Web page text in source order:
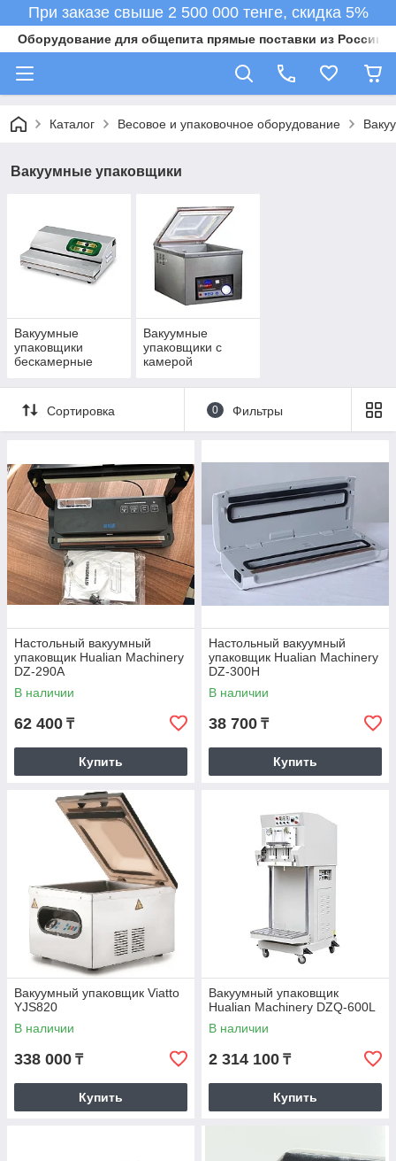
При заказе свыше 2 500 000 тенге, скидка 5%
Оборудование для общепита прямые поставки из России в
Каталог Весовое и упаковочное оборудование
Вакуумные упаковщики
Вакуумные
упаковщики
бескамерные
Вакуумные
упаковщики с
камерой
Сортировка 0 Фильтры
Настольный вакуумный
упаковщик Hualian Machinery
DZ-290A
В наличии
62 400 ₸
Купить
Настольный вакуумный
упаковщик Hualian Machinery
DZ-300H
В наличии
38 700 ₸
Купить
Вакуумный упаковщик Viatto
YJS820
В наличии
338 000 ₸
Купить
Вакуумный упаковщик
Hualian Machinery DZQ-600L
В наличии
2 314 100 ₸
Купить